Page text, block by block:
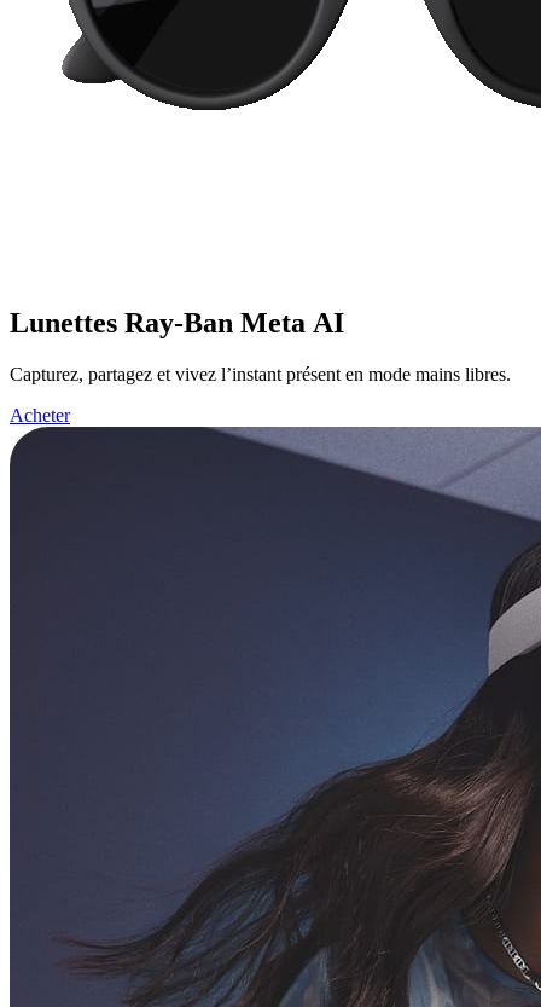
Lunettes Ray-Ban Meta AI
Capturez, partagez et vivez l’instant présent en mode mains libres.
Acheter